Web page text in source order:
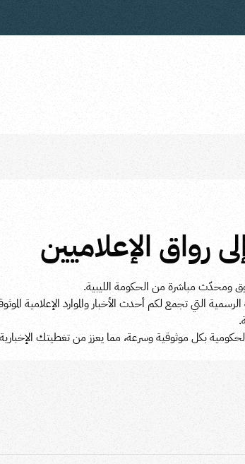
رواق الإعلاميين
ومحدّث مباشرة من الحكومة الليبية.
التي تجمع لكم أحدث الأخبار والموارد الإعلامية
بكل موثوقية وسرعة، مما يعزز من تغطيتك